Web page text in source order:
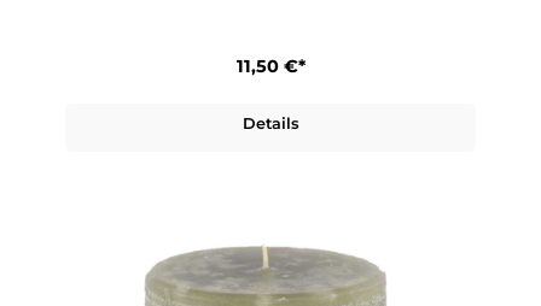
11,50 €*
Details